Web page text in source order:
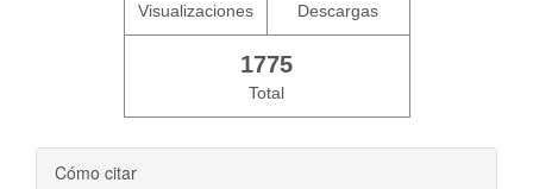
Visualizaciones Descargas
1775
Total
Cómo citar